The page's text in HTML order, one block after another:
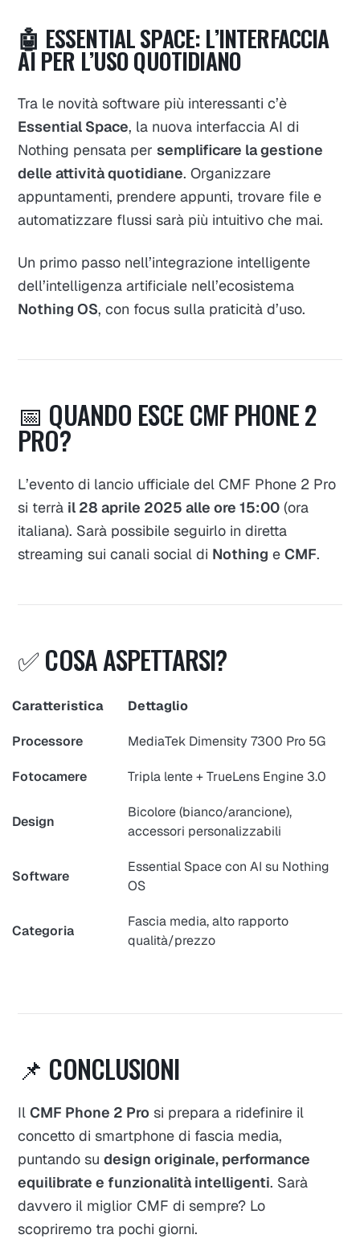
🤖 ESSENTIAL SPACE: L’INTERFACCIA
AI PER L’USO QUOTIDIANO
Tra le novità software più interessanti c’è
Essential Space, la nuova interfaccia AI di
Nothing pensata persemplificare la gestione
delle attività quotidiane. Organizzare
appuntamenti, prendere appunti, trovare file e
automatizzare flussi sarà più intuitivo che mai.
Un primo passo nell’integrazione intelligente
dell’intelligenza artificiale nell’ecosistema
Nothing OS, con focus sulla praticità d’uso.
📅 QUANDO ESCE CMF PHONE 2
PRO?
L’evento di lancio ufficiale del CMF Phone 2 Pro
si terrà il 28 aprile 2025 alle ore 15:00 (ora
italiana). Sarà possibile seguirlo in diretta
streaming sui canali social di Nothing eCMF.
✅ COSA ASPETTARSI?
Caratteristica Dettaglio
Processore MediaTek Dimensity 7300 Pro 5G
Fotocamere Tripla lente + TrueLens Engine 3.0
Design
Bicolore (bianco/arancione),
accessori personalizzabili
Software
Essential Space con AI su Nothing
OS
Categoria
Fascia media, alto rapporto
qualità/prezzo
📌 CONCLUSIONI
IlCMF Phone 2 Pro si prepara a ridefinire il
concetto di smartphone di fascia media,
puntando sudesign originale, performance
equilibrate e funzionalità intelligenti. Sarà
davvero il miglior CMF di sempre? Lo
scopriremo tra pochi giorni.